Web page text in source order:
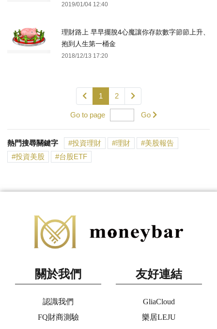
2019/01/04 12:40
理財路上 早早擺脫4心魔讓你存款數字節節上升、
抱到人生第一桶金
2018/12/13 17:20
1 2
Go to page Go
熱門搜尋關鍵字 投資理財 理財
美股報告
投資美股
台股ETF
關於我們
認識我們
FQ財商測驗
友好連結
GliaCloud
樂居LEJU